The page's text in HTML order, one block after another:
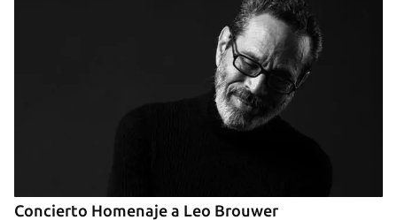
Concierto Homenaje a Leo Brouwer